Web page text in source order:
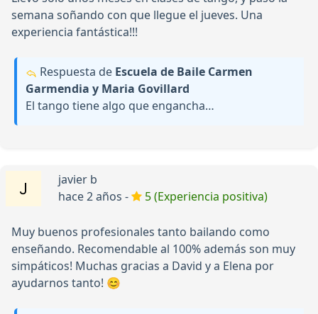
semana soñando con que llegue el jueves. Una
experiencia fantástica!!!
Respuesta de Escuela de Baile Carmen
Garmendia y Maria Govillard
El tango tiene algo que engancha…
javier b
hace 2 años -
5 (Experiencia positiva)
Muy buenos profesionales tanto bailando como
enseñando. Recomendable al 100% además son muy
simpáticos! Muchas gracias a David y a Elena por
ayudarnos tanto! 😊